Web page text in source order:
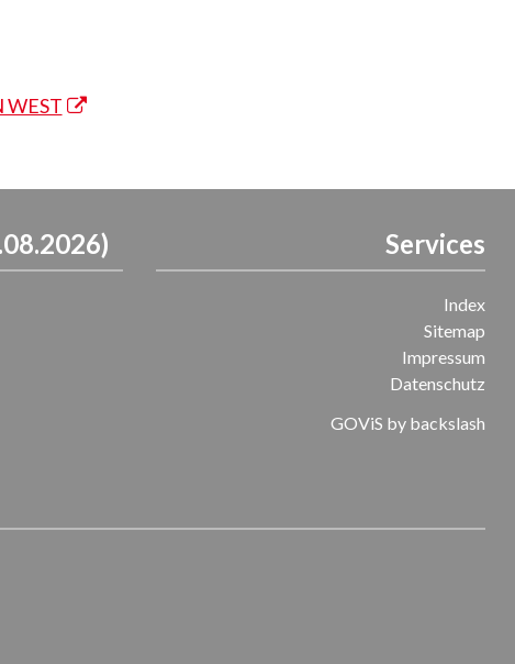
WEST
Services
Index
Sitemap
Impressum
Datenschutz
GOViS by backslash